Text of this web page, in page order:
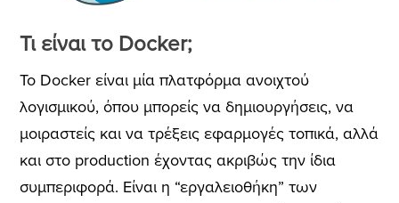
Τι είναι το Docker;
Το Docker είναι μία πλατφόρμα ανοιχτού
λογισμικού, όπου μπορείς να δημιουργήσεις, να
μοιραστείς και να τρέξεις εφαρμογές τοπικά, αλλά
και στο production έχοντας ακριβώς την ίδια
συμπεριφορά. Είναι η “εργαλειοθήκη” των